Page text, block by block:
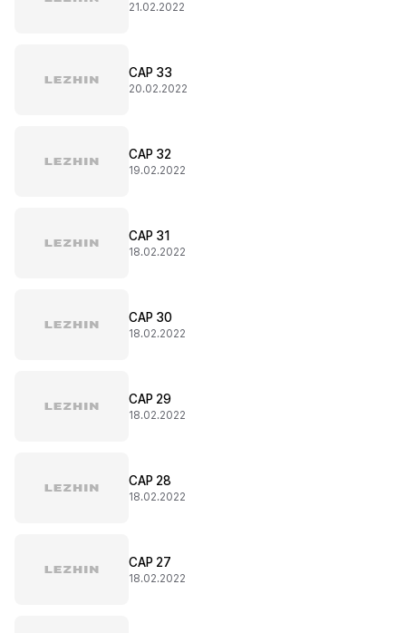
21.02.2022
CAP 33
20.02.2022
CAP 32
19.02.2022
CAP 31
18.02.2022
CAP 30
18.02.2022
CAP 29
18.02.2022
CAP 28
18.02.2022
CAP 27
18.02.2022